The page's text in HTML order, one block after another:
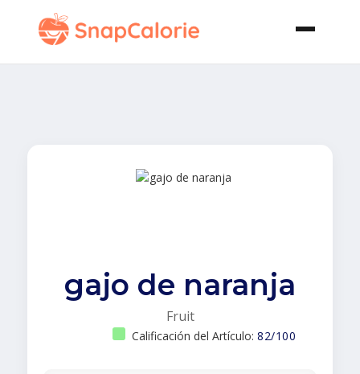
gajo de naranja
Fruit
Calificación del Artículo: 82/100